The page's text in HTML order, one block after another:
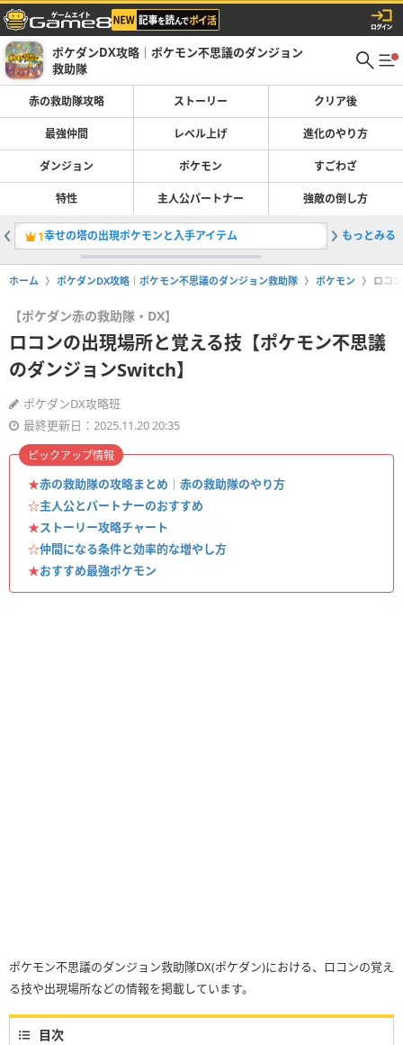
ポケダンDX攻略｜ポケモン不思議のダンジョン
救助隊
赤の救助隊攻略 ストーリー クリア後
最強仲間 レベル上げ 進化のやり方
ダンジョン ポケモン すごわざ
特性 主人公パートナー 強敵の倒し方
1幸せの塔の出現ポケモンと入手アイテム 2エネコ
もっとみる
ホーム ポケダンDX攻略｜ポケモン不思議のダンジョン救助隊 ポケモン ロコ
【ポケダン赤の救助隊・DX】
ロコンの出現場所と覚える技【ポケモン不思議
のダンジョンSwitch】
ポケダンDX攻略班
最終更新日：2025.11.20 20:35
★赤の救助隊の攻略まとめ ｜ 赤の救助隊のやり方
☆主人公とパートナーのおすすめ
★ストーリー攻略チャート
☆仲間になる条件と効率的な増やし方
★おすすめ最強ポケモン
ピックアップ情報
ポケモン不思議のダンジョン救助隊DX(ポケダン)における、ロコンの覚え
る技や出現場所などの情報を掲載しています。
目次